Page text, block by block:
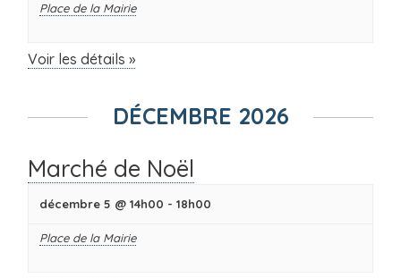
Place de la Mairie
Voir les détails »
DÉCEMBRE 2026
Marché de Noël
décembre 5 @ 14h00 -18h00
Place de la Mairie